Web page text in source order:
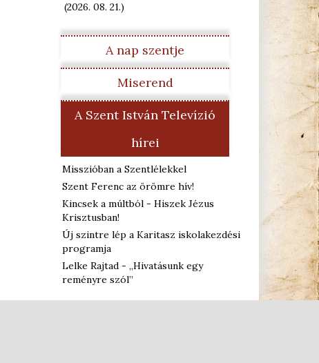
(2026. 08. 21.)
A nap szentje
Miserend
A Szent István Televízió
hírei
Misszióban a Szentlélekkel
Szent Ferenc az örömre hív!
Kincsek a múltból - Hiszek Jézus
Krisztusban!
Új szintre lép a Karitasz iskolakezdési
programja
Lelke Rajtad - „Hivatásunk egy
reményre szól”